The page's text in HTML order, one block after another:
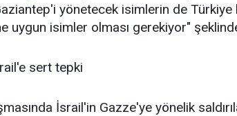
yönetecek isimlerin de
uygun isimler olması gerekiyor"
sert tepki
İsrail'in Gazze'ye yönelik